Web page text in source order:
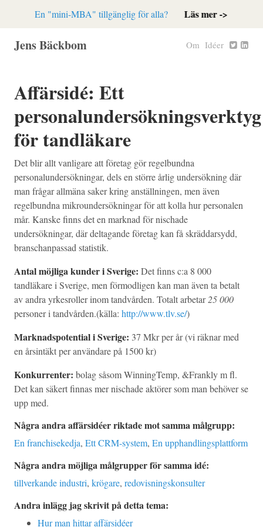
En "mini-MBA" tillgänglig för alla? Läs mer ->
Jens Bäckbom Om Idéer
Affärsidé: Ett
personalundersökningsverktyg
för tandläkare
Det blir allt vanligare att företag gör regelbundna
personalundersökningar, dels en större årlig undersökning där
man frågar allmäna saker kring anställningen, men även
regelbundna mikroundersökningar för att kolla hur personalen
mår. Kanske finns det en marknad för nischade
undersökningar, där deltagande företag kan få skräddarsydd,
branschanpassad statistik.
Antal möjliga kunder i Sverige: Det finns c:a 8 000
tandläkare i Sverige, men förmodligen kan man även ta betalt
av andra yrkesroller inom tandvården. Totalt arbetar25 000
personer i tandvården.(källa: http://www.tlv.se/)
Marknadspotential i Sverige: 37 Mkr per år (vi räknar med
en årsintäkt per användare på 1500 kr)
Konkurrenter: bolag såsom WinningTemp, &Frankly m fl.
Det kan säkert finnas mer nischade aktörer som man behöver se
upp med.
Några andra affärsidéer riktade mot samma målgrupp:
En franchisekedja, Ett CRM-system, En upphandlingsplattform
Några andra möjliga målgrupper för samma idé:
tillverkande industri, krögare, redovisningskonsulter
Andra inlägg jag skrivit på detta tema:
Hur man hittar affärsidéer